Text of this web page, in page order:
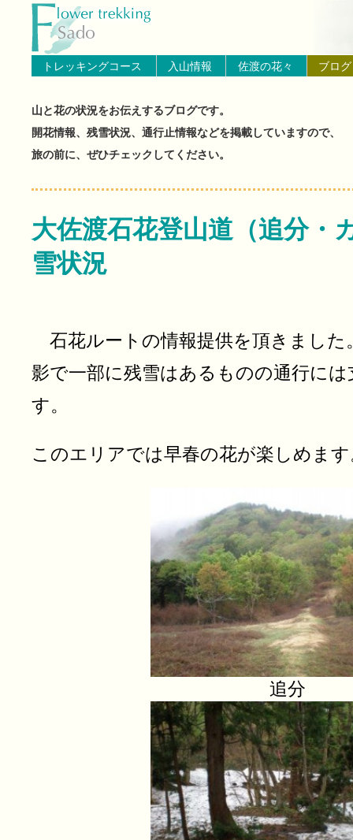
ブログ（佐渡島の山と花の状
トレッキングコース 入山情報 佐渡の花々 ブログ
山と花の状況をお伝えするブログです。
開花情報、残雪状況、通行止情報などを掲載していますので、
旅の前に、ぜひチェックしてください。
大佐渡石花登山道（追分・
雪状況
石花ルートの情報提供を頂きました
影で一部に残雪はあるものの通行に
す。
このエリアでは早春の花が楽しめま
追分
トップページへ戻る